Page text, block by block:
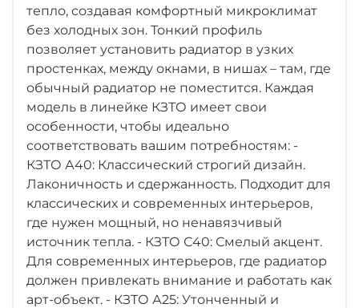
тепло, создавая комфортный микроклимат
без холодных зон. Тонкий профиль
позволяет установить радиатор в узких
простенках, между окнами, в нишах – там, где
обычный радиатор не поместится. Каждая
модель в линейке КЗТО имеет свои
особенности, чтобы идеально
соответствовать вашим потребностям: -
КЗТО А40: Классический строгий дизайн.
Лаконичность и сдержанность. Подходит для
классических и современных интерьеров,
где нужен мощный, но ненавязчивый
источник тепла. - КЗТО С40: Смелый акцент.
Для современных интерьеров, где радиатор
должен привлекать внимание и работать как
арт-объект. - КЗТО А25: Утонченный и